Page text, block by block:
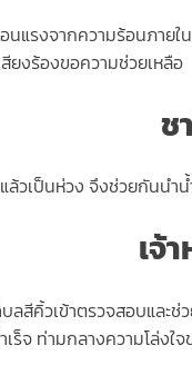
แรงจากความร้อนภาย
ยงร้องขอความช่วยเหลือ
ช
ล้วเป็นห่วง จึงช่วยกันน
เจ้
ลสีคิ้วเข้าตรวจสอบแล
ร็จ ท่ามกลางความโล่งใ